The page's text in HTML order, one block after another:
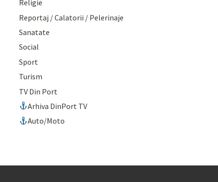
Religie
Reportaj / Calatorii / Pelerinaje
Sanatate
Social
Sport
Turism
TV Din Port
Arhiva DinPort TV
Auto/Moto